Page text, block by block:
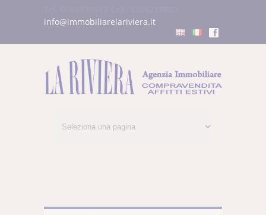
info@immobiliarelariviera.it
f